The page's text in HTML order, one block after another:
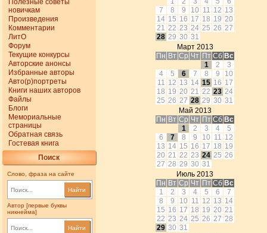
Полезные советы
новичкам
Произведения
Комментарии
ЛитО
Форум
Текущие конкурсы
Авторские анонсы
Избранные авторы
Авто(р)портреты
Книги наших авторов
Файлы
Блоги
Мемориальные
страницы
Обратная связь
Гостевая книга
Поиск
Слово, фраза на сайте
Найти
Автор [первые буквы
никнейма]
Найти
7
8 9 10 11 12 13
14 15 16 17 18 19 20
21 22 23 24 25 26 27
28 29 30 31
Март 2013
Пн Вт Ср Чт Пт Сб Вс
1
2
3
4
5 6 7 8 9
10
11 12 13 14 15 16 17
18 19 20 21 22 23 24
25 26 27 28 29 30 31
Май 2013
Пн Вт Ср Чт Пт Сб Вс
1
2 3 4
5
6
7 8 9 10 11 12
13 14 15 16 17 18 19
20 21 22 23 24 25 26
27 28 29 30 31
Июль 2013
Пн Вт Ср Чт Пт Сб Вс
1
2 3 4 5 6
7
8
9 10 11 12 13 14
15 16 17 18 19 20 21
22 23 24 25 26 27 28
29 30 31